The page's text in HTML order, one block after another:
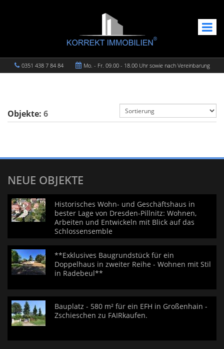
0351 438 7 84 84 Mo. - Fr. 09.00 - 18.00 Uhr sowie nach Vereinbarung
Objekte: 6
NEUE OBJEKTE
Historisches Wohn- und Geschäftshaus in
bester Lage von Dresden-Pillnitz: Wohnen,
Arbeiten und Entwickeln mit Blick auf das
Schlossensemble
**Exklusives Baugrundstück für ein
Doppelhaus in zweiter Reihe - Wohnen mit Stil
in Radebeul**
Bauplatz - 580 m² für ein EFH in Großenhain -
Zschieschen zu FAIRkaufen.